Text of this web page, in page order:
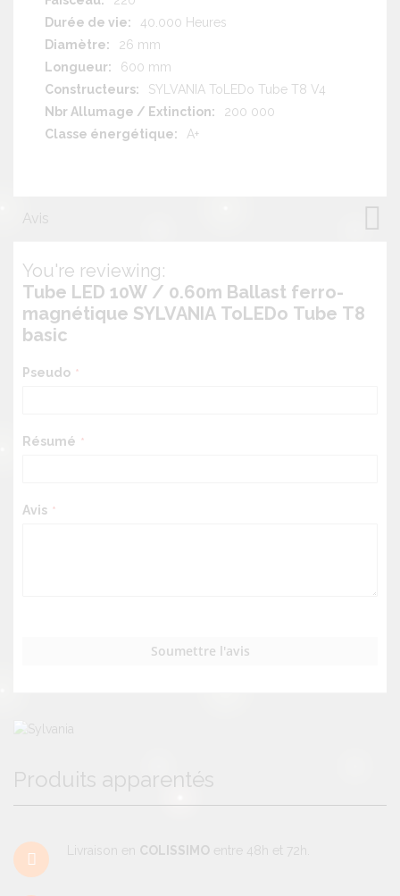
Produits apparentés
Livraison en COLISSIMO entre 48h et 72h.
40.000 Heures
26 mm
600 mm
SYLVANIA ToLEDo Tube T8 V4
200 000
A+
Avis
You're reviewing:
Tube LED 10W / 0.60m Ballast ferro-
magnétique SYLVANIA ToLEDo Tube T8
basic
Pseudo
Résumé
Avis
Soumettre l'avis